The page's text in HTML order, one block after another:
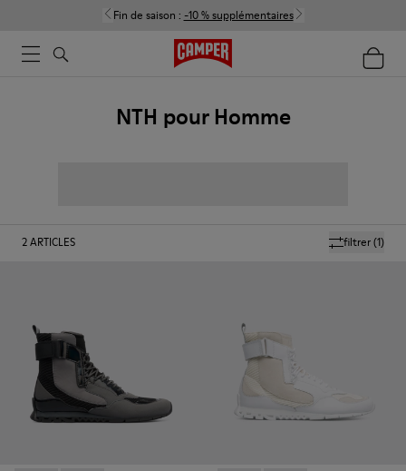
Fin de saison : -10 % supplémentaires
NTH pour Homme
filtrer(1)
2ARTICLES